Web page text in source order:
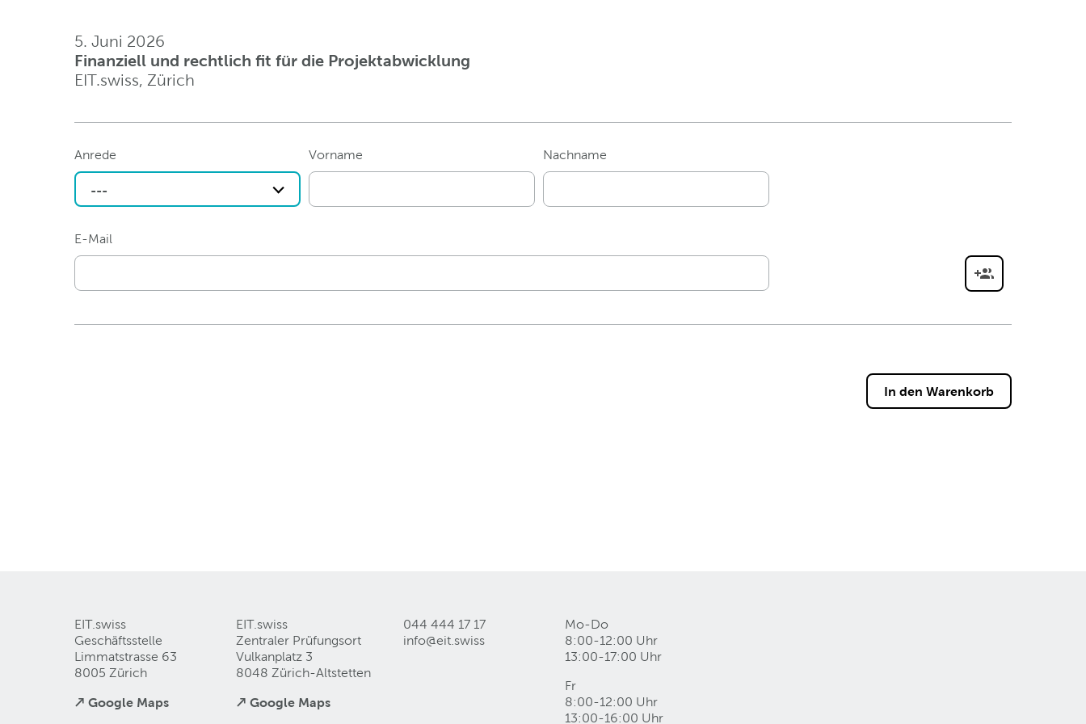
5. Juni 2026
Finanziell und rechtlich fit für die Projektabwicklung
EIT.swiss, Zürich
Anrede
---
Vorname Nachname
E-Mail
EIT.swiss
Geschäftsstelle
Limmatstrasse 63
8005 Zürich
↗ Google Maps
EIT.swiss
Zentraler Prüfungsort
Vulkanplatz 3
8048 Zürich-Altstetten
↗ Google Maps
044 444 17 17
info@eit swiss
Mo-Do
8:00-12:00 Uhr
13:00-17:00 Uhr
Fr
8:00-12:00 Uhr
13:00-16:00 Uhr